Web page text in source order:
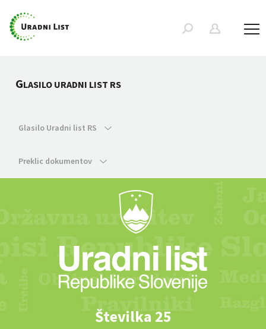
GLASILO URADNI LIST RS
Glasilo Uradni list RS
Preklic dokumentov
Številka 25